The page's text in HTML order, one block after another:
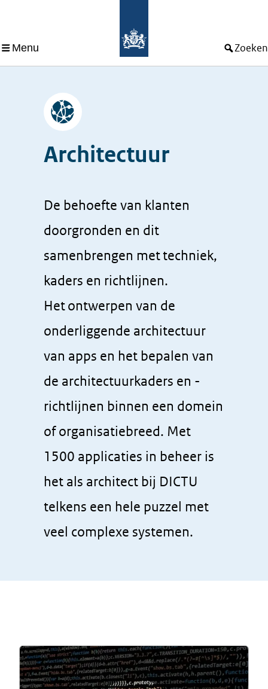
Menu Zoeken
Afbeelding
Architectuur
De behoefte van klanten
doorgronden en dit
samenbrengen met techniek,
kaders en richtlijnen.
Het ontwerpen van de
onderliggende architectuur
van apps en het bepalen van
de architectuurkaders en -
richtlijnen binnen een domein
of organisatiebreed. Met
1500 applicaties in beheer is
het als architect bij DICTU
telkens een hele puzzel met
veel complexe systemen.